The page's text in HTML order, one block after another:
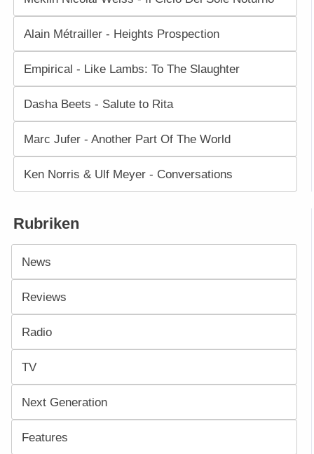
Alain Métrailler - Heights Prospection
Empirical - Like Lambs: To The Slaughter
Dasha Beets - Salute to Rita
Marc Jufer - Another Part Of The World
Ken Norris & Ulf Meyer - Conversations
Rubriken
News
Reviews
Radio
TV
Next Generation
Features